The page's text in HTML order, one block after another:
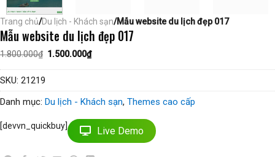
Trang chủ/Du lịch - Khách sạn/Mẫu website du lịch đẹp 017
Mẫu website du lịch đẹp 017
1.800.000₫ Giá
là:
1.500.000₫Giá
hiện
tại
SKU: 21219
Danh mục: Du lịch - Khách sạn, Themes cao cấp
[devvn_quickbuy] Live Demo